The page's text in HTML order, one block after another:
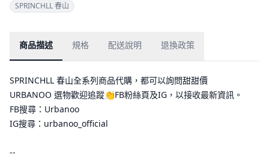
SPRINCHLL 春山
商品描述 規格 配送說明 退換政策
SPRINCHLL 春山全系列商品代購，都可以詢問甜甜價
URBANOO 選物歡迎追蹤👏FB粉絲頁及IG，以接收最新資訊。
FB搜尋：Urbanoo
IG搜尋：urbanoo_official
--